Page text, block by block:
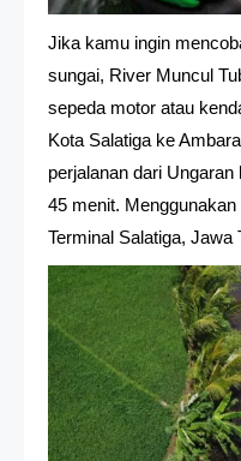
Jika kamu ingin
sungai, River Muncul
sepeda motor atau
Kota Salatiga ke
perjalanan dari
45 menit.
Terminal Salatiga, Jawa